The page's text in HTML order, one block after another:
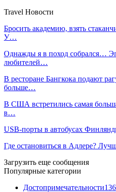
Travel Новости
Бросить академию, взять
У…
Однажды я в поход собрался…
любителей…
В ресторане Бангкока подают
больше…
В США встретились самая
в…
USB-порты в автобусах
Где остановиться в Адлере?
Загрузить еще сообщения
Популярные категории
Достопримечательности